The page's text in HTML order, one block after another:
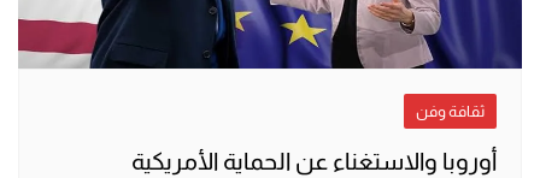
ثقافة وفن
أوروبا والاستغناء عن الحماية الأمريكية